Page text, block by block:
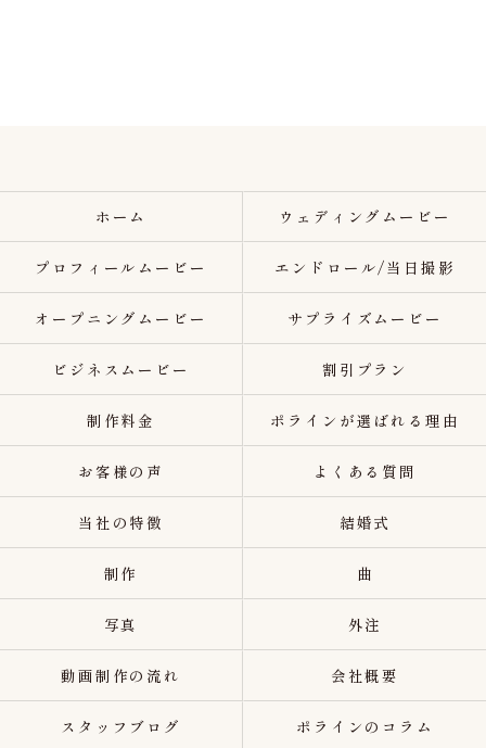
ホーム ウェディングムービー
プロフィールムービー エンドロール/当日撮影
オープニングムービー サプライズムービー
ビジネスムービー 割引プラン
制作料金 ポラインが選ばれる理由
お客様の声 よくある質問
当社の特徴 結婚式
制作 曲
写真 外注
動画制作の流れ 会社概要
スタッフブログ ポラインのコラム